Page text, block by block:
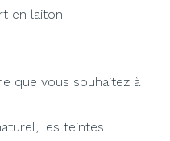
en laiton
que vous souhaitez à
les teintes